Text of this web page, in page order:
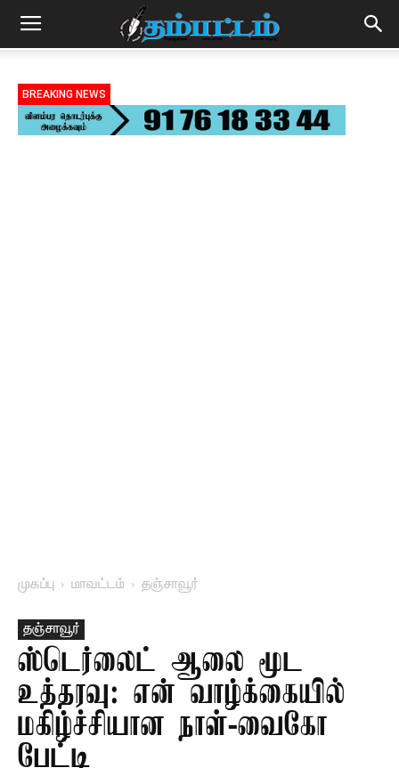
BREAKING NEWS
முகப்பு மாவட்டம் தஞ்சாவூர்
தஞ்சாவூர்
ஸ்டெர்லைட் ஆலை மூட
உத்தரவு: என் வாழ்க்கையில்
மகிழ்ச்சியான நாள்-வைகோ
பேட்டி